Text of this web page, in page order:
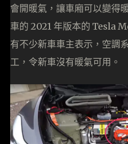
會開暖氣，讓車廂可以變得
車的 2021 年版本的 Tesla
有不少新車車主表示，空調
工，令新車沒有暖氣可用。